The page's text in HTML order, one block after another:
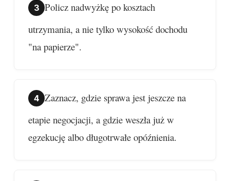
Policz nadwyżkę po kosztach
utrzymania, a nie tylko wysokość dochodu
"na papierze".
Zaznacz, gdzie sprawa jest jeszcze na
etapie negocjacji, a gdzie weszła już w
egzekucję albo długotrwałe opóźnienia.